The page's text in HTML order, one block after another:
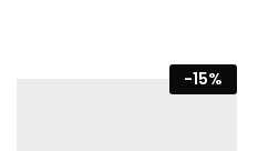
-15%